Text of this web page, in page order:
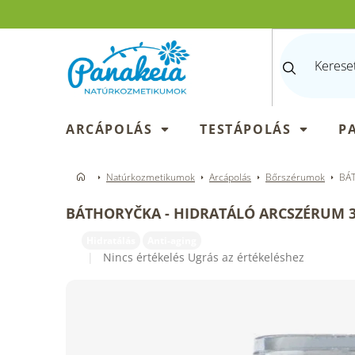
ARCÁPOLÁS TESTÁPOLÁS
Natúrkozmetikumok Arcápolás Bőrszérumok
BÁTHORYČKA - HIDRATÁLÓ ARCSZÉRUM
A
Nincs értékelés Ugrás az értékeléshez